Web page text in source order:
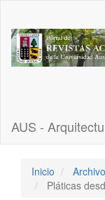
Contenido
principal
Barra
AUS -
Inicio
Pláticas